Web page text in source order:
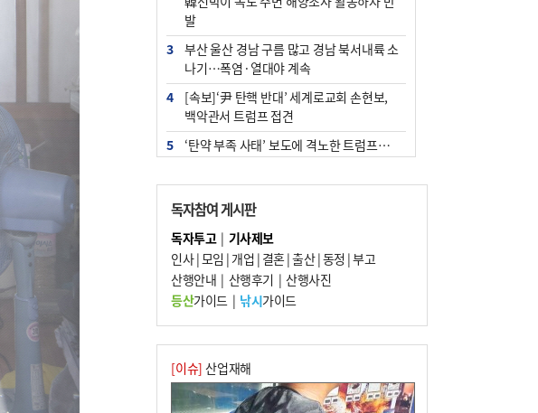
발
3
부산 울산 경남 구름 많고 경남 북서내륙 소
나기…폭염·열대야 계속
4
[속보]‘尹 탄핵 반대’ 세계로교회 손현보,
백악관서 트럼프 접견
5
‘탄약 부족 사태’ 보도에 격노한 트럼프…
전주보다 3원 ↓
7
노후 상수도관 파열에 폭염 속 사상구 2300
여 가구 6시간 단수
8
[속보] ‘심판 성접대’ 논란 축구협회 공식 사
과…“현재는 부적절 행위 없어”
10 서울 중랑구서 흉기 난동…60대 남성 2명
사망
독자참여 게시판
독자투고| 기사제보
인사|모임 | 개업 | 결혼|출산|동정 |부고
산행안내 | 산행후기 | 산행사진
등산가이드| 낚시가이드
[이슈] 산업재해